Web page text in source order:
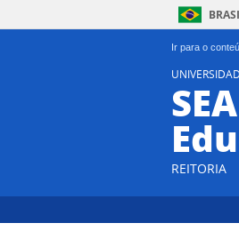
Ir para o
REITORIA